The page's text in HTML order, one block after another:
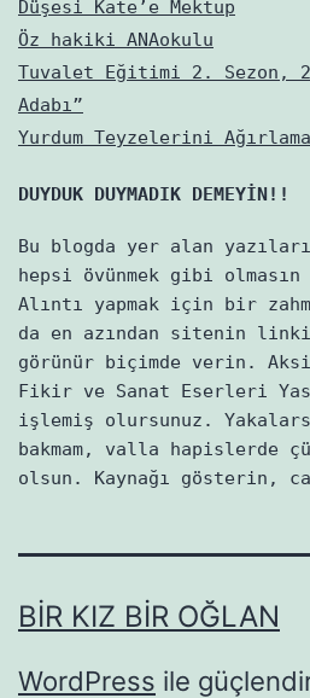
Düşesi Kate’e Mektup
Öz hakiki ANAokulu
Tuvalet Eğitimi 2. Sezon,
Adabı”
Yurdum Teyzelerini
DUYDUK DUYMADIK DEMEYİN!!
Bu blogda yer alan
hepsi övünmek gibi
Alıntı yapmak için bir
da en azından sitenin
görünür biçimde verin.
Fikir ve Sanat Eserleri
işlemiş olursunuz.
bakmam, valla hapislerde
olsun. Kaynağı gösterin,
BIR KIZ BIR OĞLAN
WordPress ile